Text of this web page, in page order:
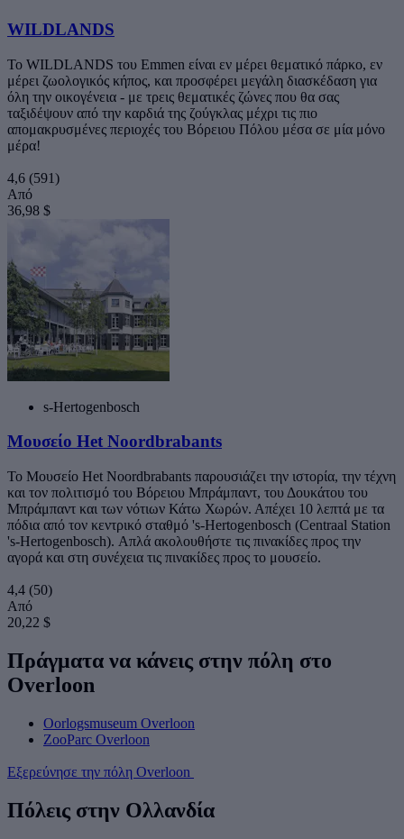
WILDLANDS
Το WILDLANDS του Emmen είναι εν μέρει θεματικό πάρκο, εν
μέρει ζωολογικός κήπος, και προσφέρει μεγάλη διασκέδαση για
όλη την οικογένεια - με τρεις θεματικές ζώνες που θα σας
ταξιδέψουν από την καρδιά της ζούγκλας μέχρι τις πιο
απομακρυσμένες περιοχές του Βόρειου Πόλου μέσα σε μία μόνο
μέρα!
4,6 (591)
Από
36,98 $
s-Hertogenbosch
Μουσείο Het Noordbrabants
Το Μουσείο Het Noordbrabants παρουσιάζει την ιστορία, την τέχνη
και τον πολιτισμό του Βόρειου Μπράμπαντ, του Δουκάτου του
Μπράμπαντ και των νότιων Κάτω Χωρών. Απέχει 10 λεπτά με τα
πόδια από τον κεντρικό σταθμό 's-Hertogenbosch (Centraal Station
's-Hertogenbosch). Απλά ακολουθήστε τις πινακίδες προς την
αγορά και στη συνέχεια τις πινακίδες προς το μουσείο.
4,4 (50)
Από
20,22 $
Πράγματα να κάνεις στην πόλη στο
Overloon
Oorlogsmuseum Overloon
ZooParc Overloon
Εξερεύνησε την πόλη Overloon
Πόλεις στην Ολλανδία